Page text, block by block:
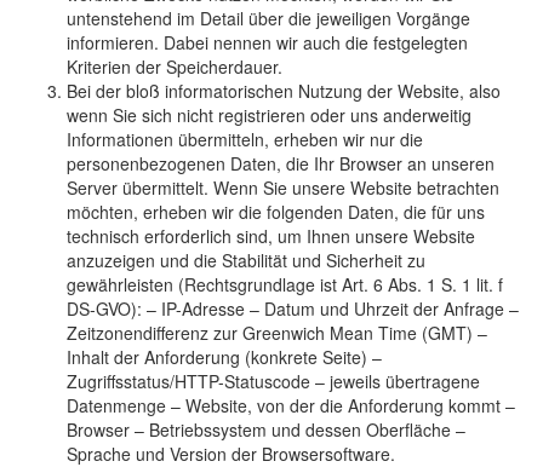
untenstehend im Detail über die jeweiligen Vorgänge
informieren. Dabei nennen wir auch die festgelegten
Kriterien der Speicherdauer.
Bei der bloß informatorischen Nutzung der Website, also
wenn Sie sich nicht registrieren oder uns anderweitig
Informationen übermitteln, erheben wir nur die
personenbezogenen Daten, die Ihr Browser an unseren
Server übermittelt. Wenn Sie unsere Website betrachten
möchten, erheben wir die folgenden Daten, die für uns
technisch erforderlich sind, um Ihnen unsere Website
anzuzeigen und die Stabilität und Sicherheit zu
gewährleisten (Rechtsgrundlage ist Art. 6 Abs. 1 S. 1 lit. f
DS-GVO): – IP-Adresse – Datum und Uhrzeit der Anfrage –
Zeitzonendifferenz zur Greenwich Mean Time (GMT) –
Inhalt der Anforderung (konkrete Seite) –
Zugriffsstatus/HTTP-Statuscode – jeweils übertragene
Datenmenge – Website, von der die Anforderung kommt –
Browser – Betriebssystem und dessen Oberfläche –
Sprache und Version der Browsersoftware.